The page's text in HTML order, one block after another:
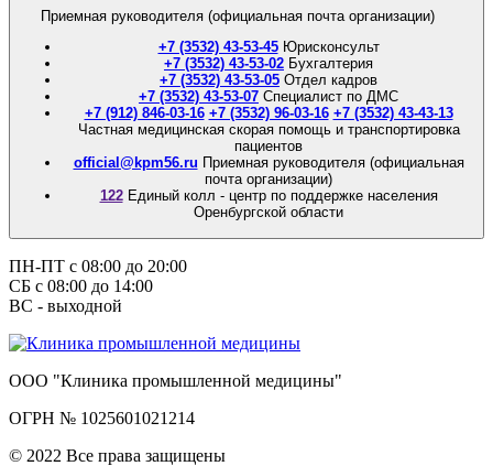
Приемная руководителя (официальная почта организации)
+7 (3532) 43-53-45 Юрисконсульт
+7 (3532) 43-53-02 Бухгалтерия
+7 (3532) 43-53-05 Отдел кадров
+7 (3532) 43-53-07 Специалист по ДМС
+7 (912) 846-03-16 +7 (3532) 96-03-16 +7 (3532) 43-43-13
Частная медицинская скорая помощь и транспортировка
пациентов
official@kpm56.ru Приемная руководителя (официальная
почта организации)
122 Единый колл - центр по поддержке населения
Оренбургской области
ПН-ПТ с 08:00 до 20:00
СБ с 08:00 до 14:00
ВС - выходной
ООО "Клиника промышленной медицины"
ОГРН № 1025601021214
© 2022 Все права защищены